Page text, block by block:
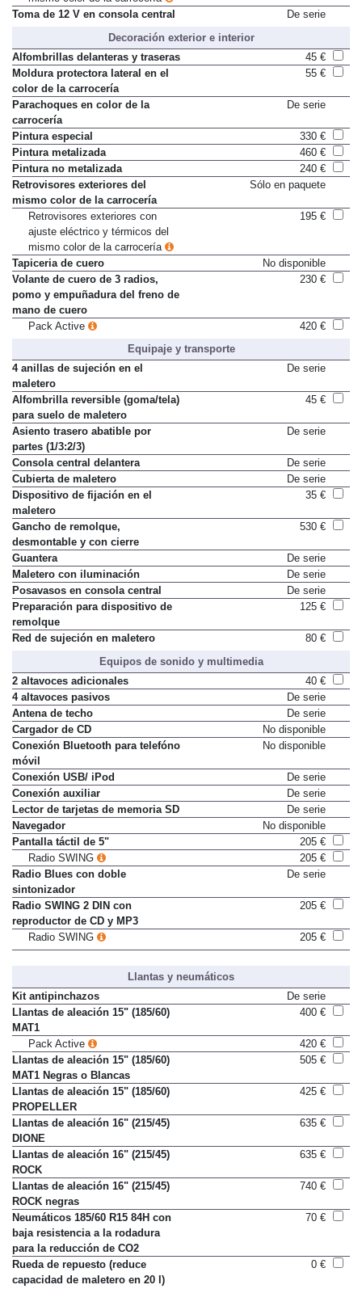
Toma de 12 V en consola central
De serie
Decoración exterior e interior
Alfombrillas delanteras y traseras
45 €
Moldura protectora lateral en el
color de la carrocería
55 €
Parachoques en color de la
carrocería
De serie
Pintura especial
330 €
Pintura metalizada
460 €
Pintura no metalizada
240 €
Retrovisores exteriores del
mismo color de la carrocería
Sólo en paquete
Retrovisores exteriores con
ajuste eléctrico y térmicos del
mismo color de la carrocería
195 €
Tapiceria de cuero
No disponible
Volante de cuero de 3 radios,
pomo y empuñadura del freno de
mano de cuero
230 €
Pack Active
420 €
Equipaje y transporte
4 anillas de sujeción en el
maletero
De serie
Alfombrilla reversible (goma/tela)
para suelo de maletero
45 €
Asiento trasero abatible por
partes (1/3:2/3)
De serie
Consola central delantera
De serie
Cubierta de maletero
De serie
Dispositivo de fijación en el
maletero
35 €
Gancho de remolque,
desmontable y con cierre
530 €
Guantera
De serie
Maletero con iluminación
De serie
Posavasos en consola central
De serie
Preparación para dispositivo de
remolque
125 €
Red de sujeción en maletero
80 €
Equipos de sonido y multimedia
2 altavoces adicionales
40 €
4 altavoces pasivos
De serie
Antena de techo
De serie
Cargador de CD
No disponible
Conexión Bluetooth para telefóno
móvil
No disponible
Conexión USB/ iPod
De serie
Conexión auxiliar
De serie
Lector de tarjetas de memoria SD
De serie
Navegador
No disponible
Pantalla táctil de 5"
205 €
Radio SWING
205 €
Radio Blues con doble
sintonizador
De serie
Radio SWING 2 DIN con
reproductor de CD y MP3
205 €
Radio SWING 205 €
Llantas y neumáticos
Kit antipinchazos
De serie
Llantas de aleación 15" (185/60)
MAT1
400 €
Pack Active
420 €
Llantas de aleación 15" (185/60)
MAT1 Negras o Blancas
505 €
Llantas de aleación 15" (185/60)
PROPELLER
425 €
Llantas de aleación 16" (215/45)
DIONE
635 €
Llantas de aleación 16" (215/45)
ROCK
635 €
Llantas de aleación 16" (215/45)
ROCK negras
740 €
Neumáticos 185/60 R15 84H con
baja resistencia a la rodadura
para la reducción de CO2
70 €
Rueda de repuesto (reduce
capacidad de maletero en 20 l)
0 €